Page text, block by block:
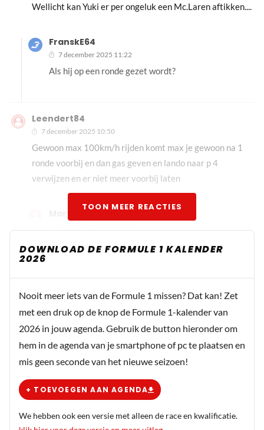
Wellicht kan Yuki er per ongeluk een Mc.Laren aftikken....
FranskE64
7 december 2025 11:22
Als hij op een ronde gezet wordt?
Leendert84
7 december 2025 10:50
Gewoon max 100km/h rijden komt max je gewoon na 1
ronde voorbij en dan gas geven en lando naar p 4
verwijzen en er niet meer voorbij laten
SJG33
7 december 2025 12:42
Ja, maar ook van een Oconnetje 🤔
7 december 2025 10:58
Geachte Red Bull Racing F1, vanmiddag is dan de laatste
Race van het seizoen, en wat een seizoen. Yuki heeft Max
nog tijdens de Kwalificatie geholpen en wat vindt ik het
TOON MEER REACTIES
DOWNLOAD DE FORMULE 1 KALENDER
2026
Nooit meer iets van de Formule 1 missen? Dat kan! Zet
met een druk op de knop de Formule 1-kalender van
2026 in jouw agenda. Gebruik de button hieronder om
hem in de agenda van je smartphone of pc te plaatsen en
mis geen seconde van het nieuwe seizoen!
+ TOEVOEGEN AAN AGENDA
We hebben ook een versie met alleen de race en kwalificatie.